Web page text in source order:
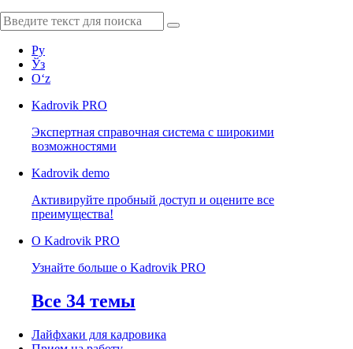
Ру
Ўз
Oʻz
Kadrovik PRO
Экспертная справочная система с широкими
возможностями
Kadrovik demo
Активируйте пробный доступ и оцените все
преимущества!
О Kadrovik PRO
Узнайте больше о Kadrovik PRO
Все 34 темы
Лайфхаки для кадровика